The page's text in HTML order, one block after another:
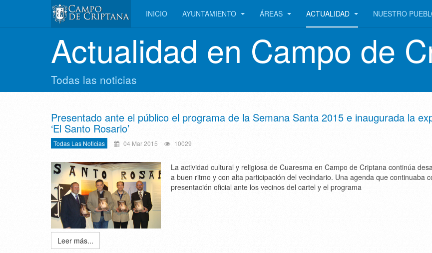
INICIO AYUNTAMIENTO ÁREAS ACTUALIDAD NUESTRO
Actualidad en Campo de
Todas las noticias
Presentado ante el público el programa de la Semana Santa 2015 e inaugurada la
‘El Santo Rosario’
Todas Las Noticias 04 Mar 2015 10029
La actividad cultural y religiosa de Cuaresma en Campo de Criptana continúa
a buen ritmo y con alta participación del vecindario. Una agenda que continuaba
presentación oficial ante los vecinos del cartel y el programa
Leer más...